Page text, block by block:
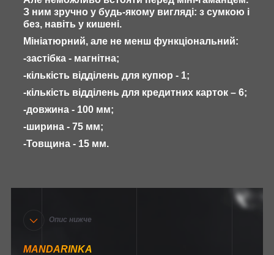
З ним зручно у будь-якому вигляді: з сумкою і
без, навіть у кишені.
Мініатюрний, але не менш функціональний:
-застібка - магнітна;
-кількість відділень для купюр - 1;
-кількість відділень для кредитних карток – 6;
-довжина - 100 мм;
-ширина - 75 мм;
-Товщина - 15 мм.
Опис нижче
MANDARINKA